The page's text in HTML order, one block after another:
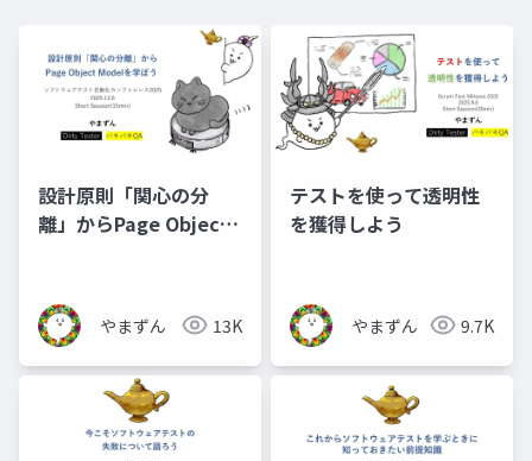
設計原則「関心の分
離」からPage Object
やまずん 13K
テストを使って透明性
を獲得しよう
やまずん 9.7K